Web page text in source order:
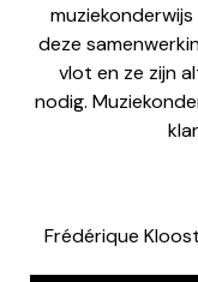
deze
vlot en ze zijn
nodig.
Frédérique